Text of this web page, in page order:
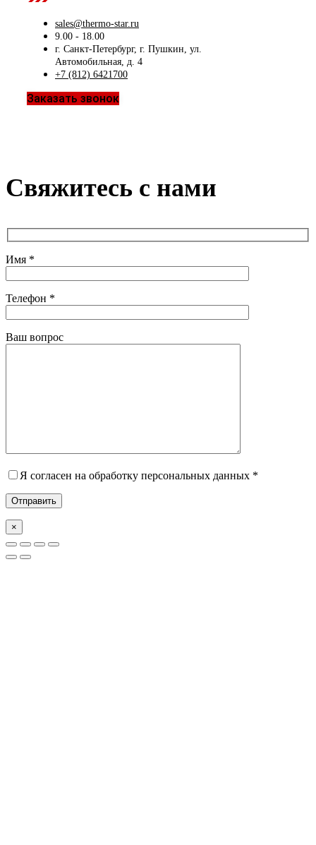
sales@thermo-star.ru
9.00 - 18.00
г. Санкт-Петербург, г. Пушкин, ул.
Автомобильная, д. 4
+7 (812) 6421700
Заказать звонок
Свяжитесь с нами
Имя *
Телефон *
Ваш вопрос
Я согласен на обработку персональных данных *
×